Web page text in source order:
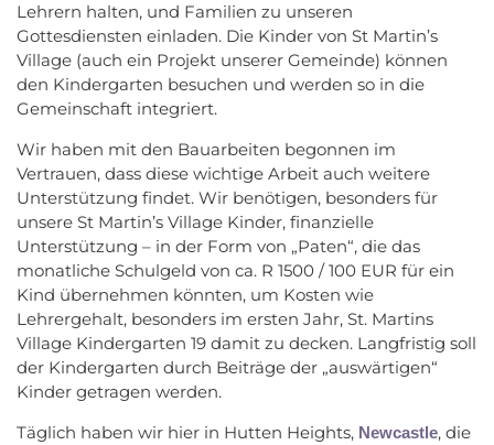
Lehrern halten, und Familien zu unseren
Gottesdiensten einladen. Die Kinder von St Martin’s
Village (auch ein Projekt unserer Gemeinde) können
den Kindergarten besuchen und werden so in die
Gemeinschaft integriert.
Wir haben mit den Bauarbeiten begonnen im
Vertrauen, dass diese wichtige Arbeit auch weitere
Unterstützung findet. Wir benötigen, besonders für
unsere St Martin’s Village Kinder, finanzielle
Unterstützung – in der Form von „Paten“, die das
monatliche Schulgeld von ca. R 1500 / 100 EUR für ein
Kind übernehmen könnten, um Kosten wie
Lehrergehalt, besonders im ersten Jahr, St. Martins
Village Kindergarten 19 damit zu decken. Langfristig soll
der Kindergarten durch Beiträge der „auswärtigen“
Kinder getragen werden.
Täglich haben wir hier in Hutten Heights, Newcastle, die